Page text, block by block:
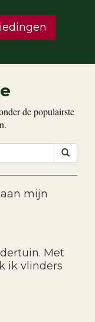
de populairste
mijn
Met
ik vlinders